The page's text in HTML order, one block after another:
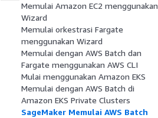
Memulai Amazon EC2 menggunakan
Wizard
Memulai orkestrasi Fargate
menggunakan Wizard
Memulai dengan AWS Batch dan
Fargate menggunakan AWS CLI
Mulai menggunakan Amazon EKS
Memulai dengan AWS Batch di
Amazon EKS Private Clusters
SageMaker Memulai AWS Batch